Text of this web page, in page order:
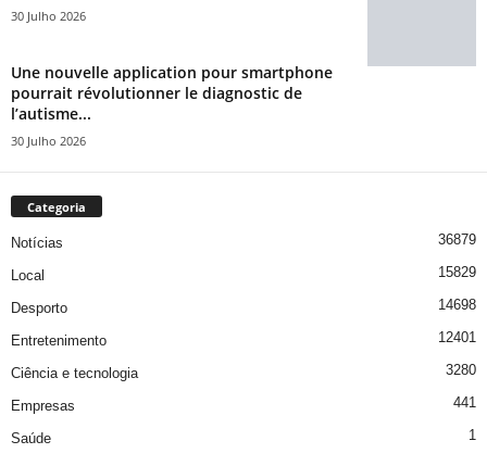
30 Julho 2026
Une nouvelle application pour smartphone
pourrait révolutionner le diagnostic de
l’autisme...
30 Julho 2026
Categoria
Notícias 36879
Local 15829
Desporto 14698
Entretenimento 12401
Ciência e tecnologia 3280
Empresas 441
Saúde 1